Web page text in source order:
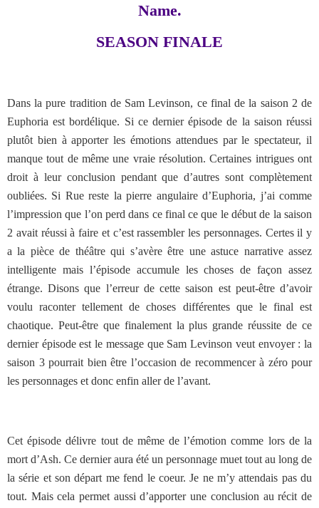
Name.
SEASON FINALE
Dans la pure tradition de Sam Levinson, ce final de la saison 2 de
Euphoria est bordélique. Si ce dernier épisode de la saison réussi
plutôt bien à apporter les émotions attendues par le spectateur, il
manque tout de même une vraie résolution. Certaines intrigues ont
droit à leur conclusion pendant que d’autres sont complètement
oubliées. Si Rue reste la pierre angulaire d’Euphoria, j’ai comme
l’impression que l’on perd dans ce final ce que le début de la saison
2 avait réussi à faire et c’est rassembler les personnages. Certes il y
a la pièce de théâtre qui s’avère être une astuce narrative assez
intelligente mais l’épisode accumule les choses de façon assez
étrange. Disons que l’erreur de cette saison est peut-être d’avoir
voulu raconter tellement de choses différentes que le final est
chaotique. Peut-être que finalement la plus grande réussite de ce
dernier épisode est le message que Sam Levinson veut envoyer : la
saison 3 pourrait bien être l’occasion de recommencer à zéro pour
les personnages et donc enfin aller de l’avant.
Cet épisode délivre tout de même de l’émotion comme lors de la
mort d’Ash. Ce dernier aura été un personnage muet tout au long de
la série et son départ me fend le coeur. Je ne m’y attendais pas du
tout. Mais cela permet aussi d’apporter une conclusion au récit de